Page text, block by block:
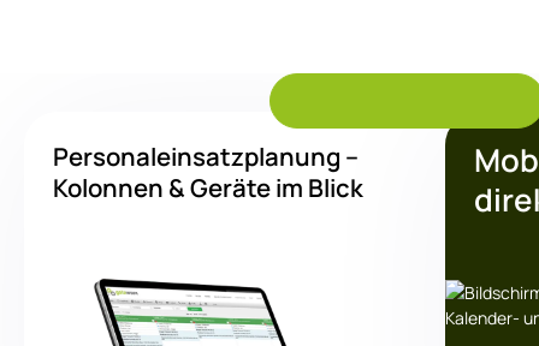
Personaleinsatzplanung –
Kolonnen & Geräte im Blick